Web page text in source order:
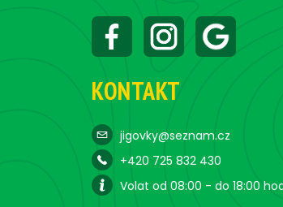
KONTAKT
jigovky@seznam.cz
+420 725 832 430
Volat od 08:00 - do 18:00